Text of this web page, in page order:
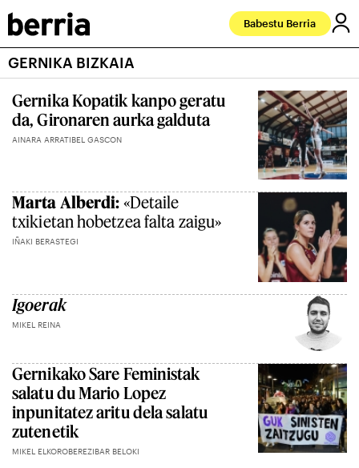
Babestu Berria
GERNIKA BIZKAIA
Gernika Kopatik kanpo geratu
da, Gironaren aurka galduta
AINARA ARRATIBEL GASCON
Marta Alberdi: «Detaile
txikietan hobetzea falta zaigu»
IÑAKI BERASTEGI
Igoerak
MIKEL REINA
Gernikako Sare Feministak
salatu du Mario Lopez
inpunitatez aritu dela salatu
zutenetik
MIKEL ELKOROBEREZIBAR BELOKI